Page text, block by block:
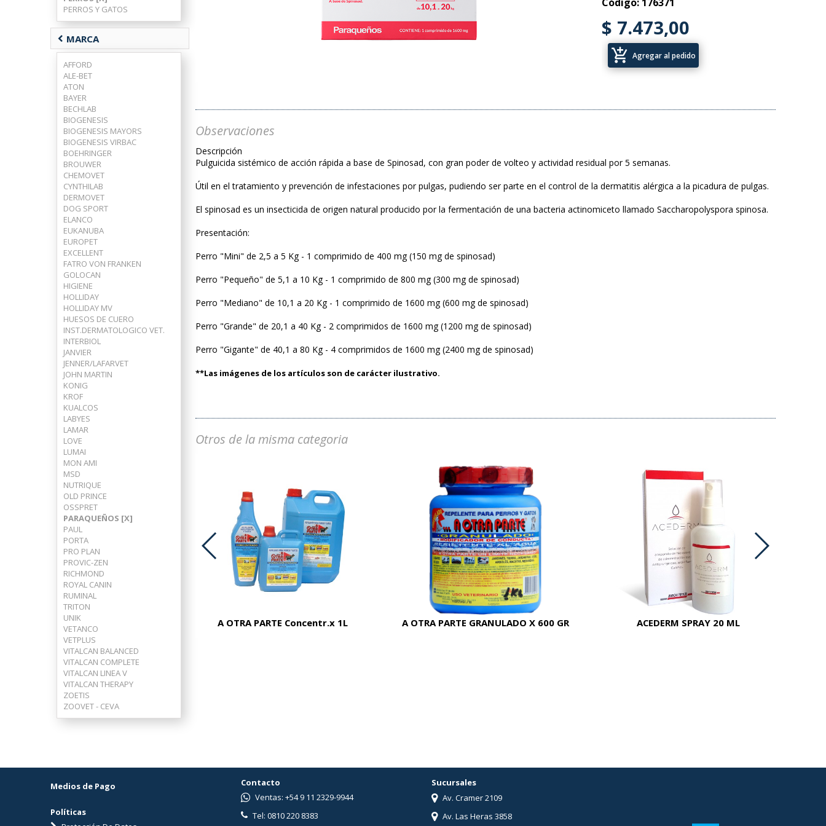
PERROS Y GATOS
chevron_left MARCA
AFFORD
ALE-BET
ATON
BAYER
BECHLAB
BIOGENESIS
BIOGENESIS MAYORS
BIOGENESIS VIRBAC
BOEHRINGER
BROUWER
CHEMOVET
CYNTHILAB
DERMOVET
DOG SPORT
ELANCO
EUKANUBA
EUROPET
EXCELLENT
FATRO VON FRANKEN
GOLOCAN
HIGIENE
HOLLIDAY
HOLLIDAY MV
HUESOS DE CUERO
INST.DERMATOLOGICO VET.
INTERBIOL
JANVIER
JENNER/LAFARVET
JOHN MARTIN
KONIG
KROF
KUALCOS
LABYES
LAMAR
LOVE
LUMAI
MON AMI
MSD
NUTRIQUE
OLD PRINCE
OSSPRET
PARAQUEÑOS [X]
PAUL
PORTA
PRO PLAN
PROVIC-ZEN
RICHMOND
ROYAL CANIN
RUMINAL
TRITON
UNIK
VETANCO
VETPLUS
VITALCAN BALANCED
VITALCAN COMPLETE
VITALCAN LINEA V
VITALCAN THERAPY
ZOETIS
ZOOVET - CEVA
$ 7.473,00
add_shopping_cart Agregar al pedido
Observaciones
Descripción
Pulguicida sistémico de acción rápida a base de Spinosad, con gran poder de volteo y actividad residual por 5 semanas.
Útil en el tratamiento y prevención de infestaciones por pulgas, pudiendo ser parte en el control de la dermatitis alérgica a la picadura de pulgas.
El spinosad es un insecticida de origen natural producido por la fermentación de una bacteria actinomiceto llamado Saccharopolyspora spinosa.
Presentación:
Perro "Mini" de 2,5 a 5 Kg - 1 comprimido de 400 mg (150 mg de spinosad)
Perro "Pequeño" de 5,1 a 10 Kg - 1 comprimido de 800 mg (300 mg de spinosad)
Perro "Mediano" de 10,1 a 20 Kg - 1 comprimido de 1600 mg (600 mg de spinosad)
Perro "Grande" de 20,1 a 40 Kg - 2 comprimidos de 1600 mg (1200 mg de spinosad)
Perro "Gigante" de 40,1 a 80 Kg - 4 comprimidos de 1600 mg (2400 mg de spinosad)
**Las imágenes de los artículos son de carácter ilustrativo.
Otros de la misma categoria
ADVOCATE PERROS 25-40 KG
A OTRA PARTE Concentr.x 1L A OTRA PARTE GRANULADO X 600 GR ACEDERM SPRAY 20 ML
Medios de Pago
Políticas
Contacto
Ventas: +54 9 11 2329-9944
Tel: 0810 220 8383
Sucursales
Av. Cramer 2109
Av. Las Heras 3858